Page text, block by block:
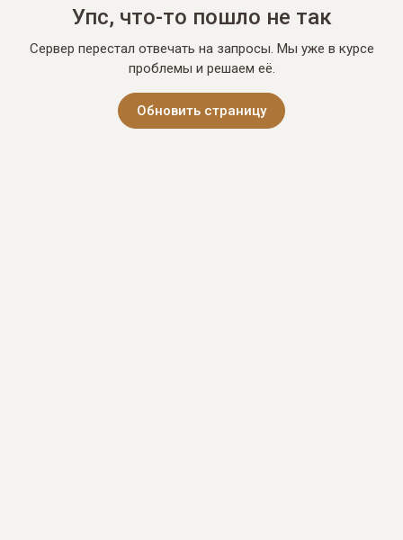
Упс, что-то пошло не так
Сервер перестал отвечать на запросы. Мы уже в курсе
проблемы и решаем её.
Обновить страницу